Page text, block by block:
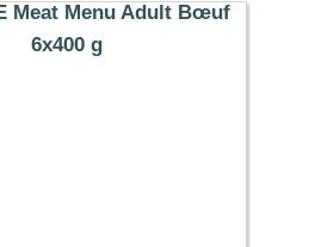
Meat Menu Adult Bœuf
6x400 g